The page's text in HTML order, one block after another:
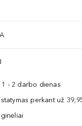
1 - 2 darbo dienas
perkant už